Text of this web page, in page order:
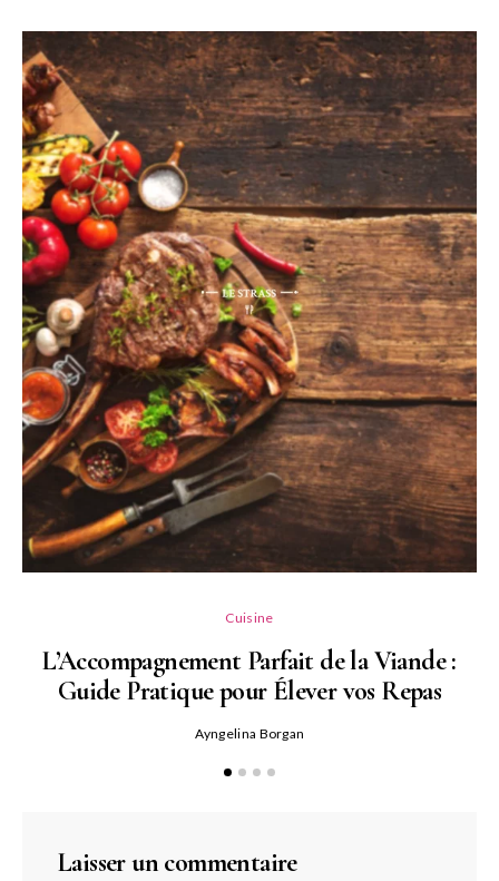
Cuisine
L’Accompagnement Parfait de la Viande :
Guide Pratique pour Élever vos Repas
Ayngelina Borgan
Laisser un commentaire